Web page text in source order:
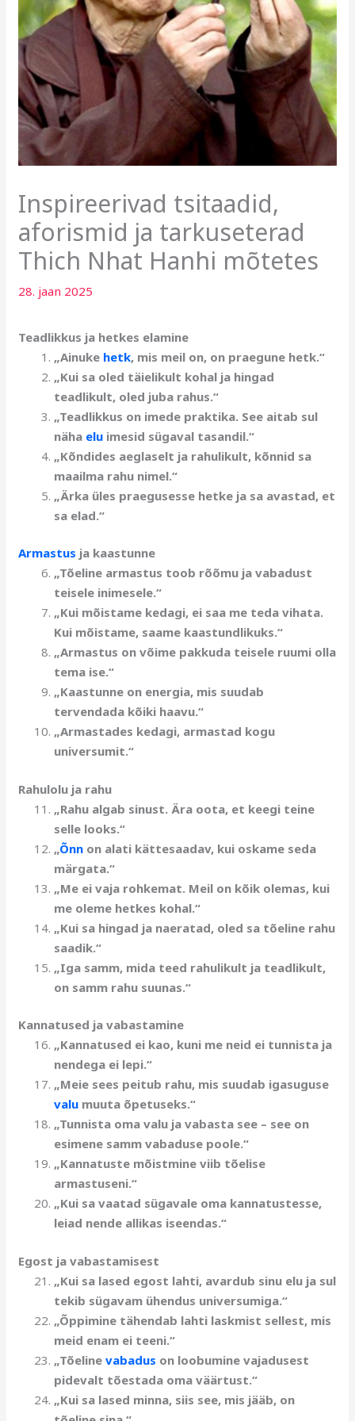
Inspireerivad tsitaadid,
aforismid ja tarkuseterad
Thich Nhat Hanhi mõtetes
28. jaan 2025
Teadlikkus ja hetkes elamine
„Ainuke hetk, mis meil on, on praegune hetk.“
„Kui sa oled täielikult kohal ja hingad
teadlikult, oled juba rahus.“
„Teadlikkus on imede praktika. See aitab sul
näha elu imesid sügaval tasandil.“
„Kõndides aeglaselt ja rahulikult, kõnnid sa
maailma rahu nimel.“
„Ärka üles praegusesse hetke ja sa avastad, et
sa elad.“
Armastus ja kaastunne
„Tõeline armastus toob rõõmu ja vabadust
teisele inimesele.“
„Kui mõistame kedagi, ei saa me teda vihata.
Kui mõistame, saame kaastundlikuks.“
„Armastus on võime pakkuda teisele ruumi olla
tema ise.“
„Kaastunne on energia, mis suudab
tervendada kõiki haavu.“
„Armastades kedagi, armastad kogu
universumit.“
Rahulolu ja rahu
„Rahu algab sinust. Ära oota, et keegi teine
selle looks.“
„Õnn on alati kättesaadav, kui oskame seda
märgata.“
„Me ei vaja rohkemat. Meil on kõik olemas, kui
me oleme hetkes kohal.“
„Kui sa hingad ja naeratad, oled sa tõeline rahu
saadik.“
„Iga samm, mida teed rahulikult ja teadlikult,
on samm rahu suunas.“
Kannatused ja vabastamine
„Kannatused ei kao, kuni me neid ei tunnista ja
nendega ei lepi.“
„Meie sees peitub rahu, mis suudab igasuguse
valu muuta õpetuseks.“
„Tunnista oma valu ja vabasta see – see on
esimene samm vabaduse poole.“
„Kannatuste mõistmine viib tõelise
armastuseni.“
„Kui sa vaatad sügavale oma kannatustesse,
leiad nende allikas iseendas.“
Egost ja vabastamisest
„Kui sa lased egost lahti, avardub sinu elu ja sul
tekib sügavam ühendus universumiga.“
„Õppimine tähendab lahti laskmist sellest, mis
meid enam ei teeni.“
„Tõelinevabadus on loobumine vajadusest
pidevalt tõestada oma väärtust.“
„Kui sa lased minna, siis see, mis jääb, on